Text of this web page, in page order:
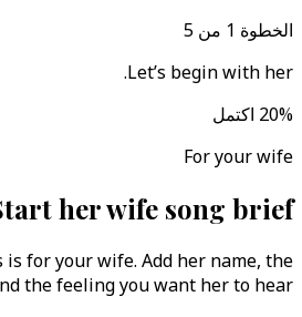
الخطوة 1 من 5
Let’s begin with her.
20%
اكتمل
For your wife
her wife song brief.
for your wife. Add her name, the
the feeling you want her to hear.